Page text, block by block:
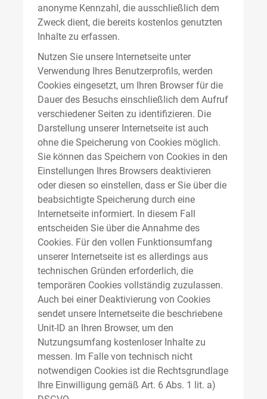
anonyme Kennzahl, die ausschließlich dem
Zweck dient, die bereits kostenlos genutzten
Inhalte zu erfassen.
Nutzen Sie unsere Internetseite unter
Verwendung Ihres Benutzerprofils, werden
Cookies eingesetzt, um Ihren Browser für die
Dauer des Besuchs einschließlich dem Aufruf
verschiedener Seiten zu identifizieren. Die
Darstellung unserer Internetseite ist auch
ohne die Speicherung von Cookies möglich.
Sie können das Speichern von Cookies in den
Einstellungen Ihres Browsers deaktivieren
oder diesen so einstellen, dass er Sie über die
beabsichtigte Speicherung durch eine
Internetseite informiert. In diesem Fall
entscheiden Sie über die Annahme des
Cookies. Für den vollen Funktionsumfang
unserer Internetseite ist es allerdings aus
technischen Gründen erforderlich, die
temporären Cookies vollständig zuzulassen.
Auch bei einer Deaktivierung von Cookies
sendet unsere Internetseite die beschriebene
Unit-ID an Ihren Browser, um den
Nutzungsumfang kostenloser Inhalte zu
messen. Im Falle von technisch nicht
notwendigen Cookies ist die Rechtsgrundlage
Ihre Einwilligung gemäß Art. 6 Abs. 1 lit. a)